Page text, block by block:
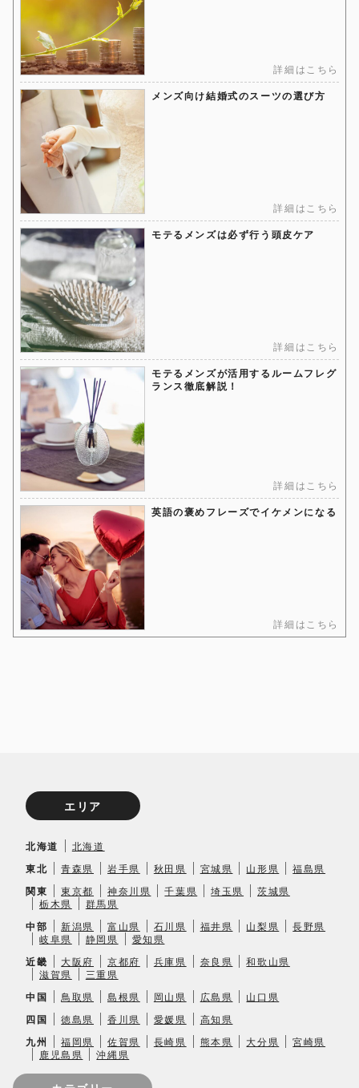
詳細はこちら
メンズ向け結婚式のスーツの選び方
詳細はこちら
モテるメンズは必ず行う頭皮ケア
詳細はこちら
モテるメンズが活用するルームフレグ
ランス徹底解説！
詳細はこちら
英語の褒めフレーズでイケメンになる
詳細はこちら
エリア
北海道 北海道
東北 青森県 岩手県 秋田県 宮城県 山形県 福島県
関東 東京都 神奈川県 千葉県 埼玉県
茨城県
栃木県
群馬県
中部 新潟県 富山県 石川県 福井県 山梨県
長野県
岐阜県
静岡県 愛知県
近畿 大阪府 京都府 兵庫県 奈良県
和歌山県
滋賀県
三重県
中国 鳥取県 島根県 岡山県 広島県 山口県
四国 徳島県 香川県 愛媛県 高知県
九州 福岡県 佐賀県 長崎県 熊本県 大分県
宮崎県
鹿児島県
沖縄県